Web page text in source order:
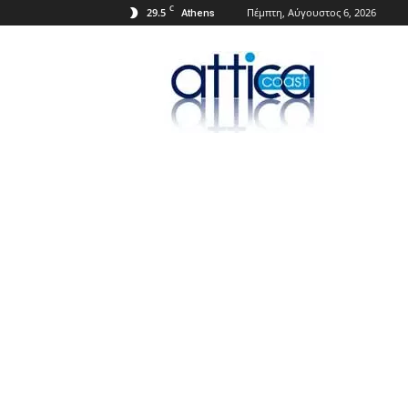
29.5 C Athens Πέμπτη, Αύγουστος 6, 2026
Attica
Coast.gr